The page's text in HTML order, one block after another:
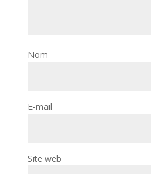
Nom
E-mail
Site web